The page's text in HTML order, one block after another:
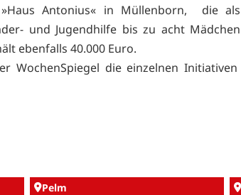
Antonius« in Müllenborn, die als
und Jugendhilfe bis zu acht Mädchen
ebenfalls 40.000 Euro.
WochenSpiegel die einzelnen Initiativen
Pelm